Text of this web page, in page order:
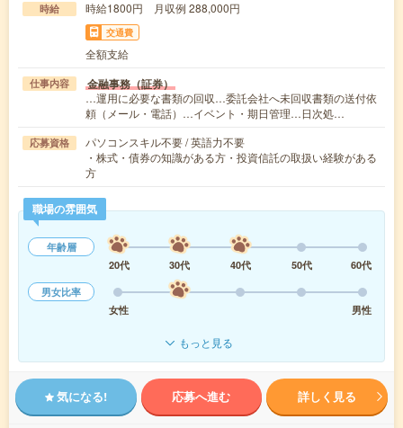
時給 時給1800円 月収例 288,000円
交通費
全額支給
仕事内容 金融事務（証券）
…運用に必要な書類の回収…委託会社へ未回収書類の送付依
頼（メール・電話）…イベント・期日管理…日次処…
応募資格
パソコンスキル不要 / 英語力不要
・株式・債券の知識がある方・投資信託の取扱い経験がある
方
職場の雰囲気
年齢層
20代
30代 40代 50代
60代
男女比率
女性
男性
もっと見る
気になる! 応募へ進む 詳しく見る